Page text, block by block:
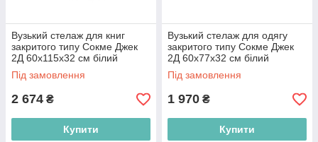
Вузький стелаж для книг
закритого типу Сокме Джек
2Д 60х115х32 см білий
Під замовлення
2 674 ₴
Купити
Вузький стелаж для одягу
закритого типу Сокме Джек
2Д 60х77х32 см білий
Під замовлення
1 970 ₴
Купити